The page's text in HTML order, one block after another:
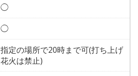
◯
◯
指定の場所で20時まで可(打ち上げ
花火は禁止)